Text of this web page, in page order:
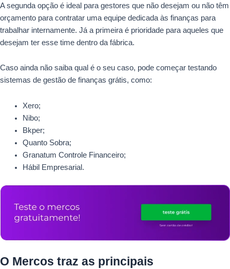
A segunda opção é ideal para gestores que não desejam ou não têm
orçamento para contratar uma equipe dedicada às finanças para
trabalhar internamente. Já a primeira é prioridade para aqueles que
desejam ter esse time dentro da fábrica.
Caso ainda não saiba qual é o seu caso, pode começar testando
sistemas de gestão de finanças grátis, como:
Xero;
Nibo;
Bkper;
Quanto Sobra;
Granatum Controle Financeiro;
Hábil Empresarial.
O Mercos traz as principais